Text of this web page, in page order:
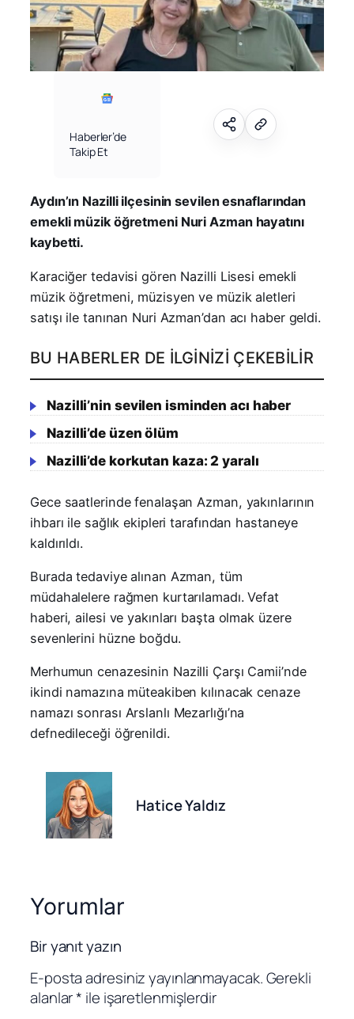
Haberler’de
Takip Et
Aydın’ın Nazilli ilçesinin sevilen esnaflarından
emekli müzik öğretmeni Nuri Azman hayatını
kaybetti.
Karaciğer tedavisi gören Nazilli Lisesi emekli
müzik öğretmeni, müzisyen ve müzik aletleri
satışı ile tanınan Nuri Azman’dan acı haber geldi.
BU HABERLER DE İLGINIZI ÇEKEBILIR
Nazilli’nin sevilen isminden acı haber
Nazilli’de üzen ölüm
Nazilli’de korkutan kaza: 2 yaralı
Gece saatlerinde fenalaşan Azman, yakınlarının
ihbarı ile sağlık ekipleri tarafından hastaneye
kaldırıldı.
Burada tedaviye alınan Azman, tüm
müdahalelere rağmen kurtarılamadı. Vefat
haberi, ailesi ve yakınları başta olmak üzere
sevenlerini hüzne boğdu.
Merhumun cenazesinin Nazilli Çarşı Camii’nde
ikindi namazına müteakiben kılınacak cenaze
namazı sonrası Arslanlı Mezarlığı’na
defnedileceği öğrenildi.
Hatice Yaldız
Yorumlar
Bir yanıt yazın
E-posta adresiniz yayınlanmayacak.Gerekli
alanlar* ile işaretlenmişlerdir